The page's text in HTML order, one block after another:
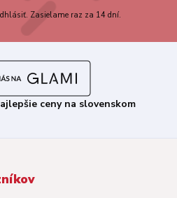
Zasielame raz za 14 dní.